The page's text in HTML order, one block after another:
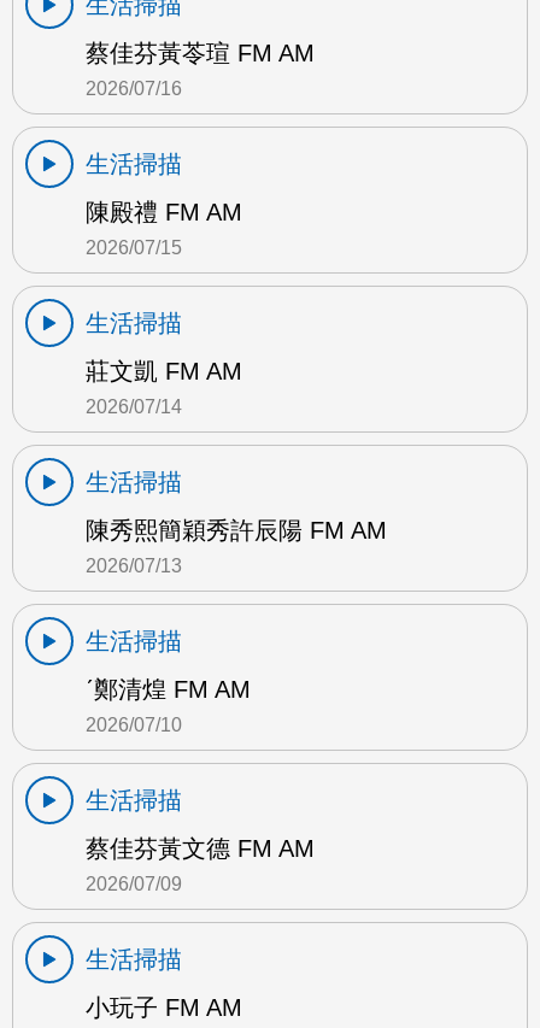
蔡佳芬黃苓瑄 FM AM
2026/07/16
生活掃描
陳殿禮 FM AM
2026/07/15
生活掃描
莊文凱 FM AM
2026/07/14
生活掃描
陳秀熙簡穎秀許辰陽 FM AM
2026/07/13
生活掃描
ˊ鄭清煌 FM AM
2026/07/10
生活掃描
蔡佳芬黃文德 FM AM
2026/07/09
生活掃描
小玩子 FM AM